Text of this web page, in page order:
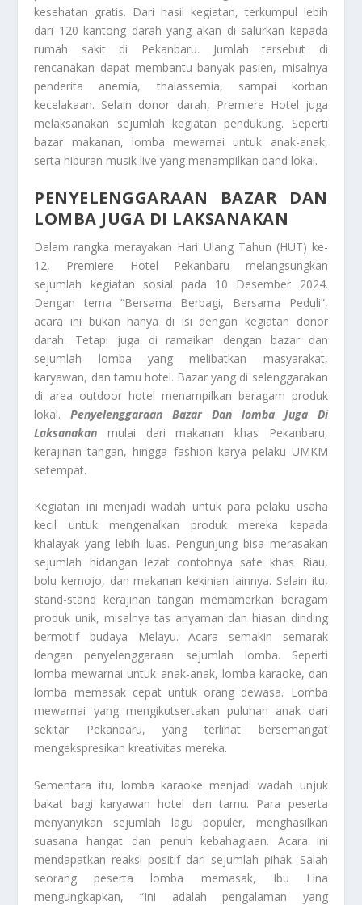
kesehatan gratis. Dari hasil kegiatan, terkumpul lebih
dari 120 kantong darah yang akan di salurkan kepada
rumah sakit di Pekanbaru. Jumlah tersebut di
rencanakan dapat membantu banyak pasien, misalnya
penderita anemia, thalassemia, sampai korban
kecelakaan. Selain donor darah, Premiere Hotel juga
melaksanakan sejumlah kegiatan pendukung. Seperti
bazar makanan, lomba mewarnai untuk anak-anak,
serta hiburan musik live yang menampilkan band lokal.
PENYELENGGARAAN BAZAR DAN
LOMBA JUGA DI LAKSANAKAN
Dalam rangka merayakan Hari Ulang Tahun (HUT) ke-
12, Premiere Hotel Pekanbaru melangsungkan
sejumlah kegiatan sosial pada 10 Desember 2024.
Dengan tema “Bersama Berbagi, Bersama Peduli”,
acara ini bukan hanya di isi dengan kegiatan donor
darah. Tetapi juga di ramaikan dengan bazar dan
sejumlah lomba yang melibatkan masyarakat,
karyawan, dan tamu hotel. Bazar yang di selenggarakan
di area outdoor hotel menampilkan beragam produk
lokal.Penyelenggaraan Bazar Dan lomba Juga Di
Laksanakan mulai dari makanan khas Pekanbaru,
kerajinan tangan, hingga fashion karya pelaku UMKM
setempat.
Kegiatan ini menjadi wadah untuk para pelaku usaha
kecil untuk mengenalkan produk mereka kepada
khalayak yang lebih luas. Pengunjung bisa merasakan
sejumlah hidangan lezat contohnya sate khas Riau,
bolu kemojo, dan makanan kekinian lainnya. Selain itu,
stand-stand kerajinan tangan memamerkan beragam
produk unik, misalnya tas anyaman dan hiasan dinding
bermotif budaya Melayu. Acara semakin semarak
dengan penyelenggaraan sejumlah lomba. Seperti
lomba mewarnai untuk anak-anak, lomba karaoke, dan
lomba memasak cepat untuk orang dewasa. Lomba
mewarnai yang mengikutsertakan puluhan anak dari
sekitar Pekanbaru, yang terlihat bersemangat
mengekspresikan kreativitas mereka.
Sementara itu, lomba karaoke menjadi wadah unjuk
bakat bagi karyawan hotel dan tamu. Para peserta
menyanyikan sejumlah lagu populer, menghasilkan
suasana hangat dan penuh kebahagiaan. Acara ini
mendapatkan reaksi positif dari sejumlah pihak. Salah
seorang peserta lomba memasak, Ibu Lina
mengungkapkan, “Ini adalah pengalaman yang